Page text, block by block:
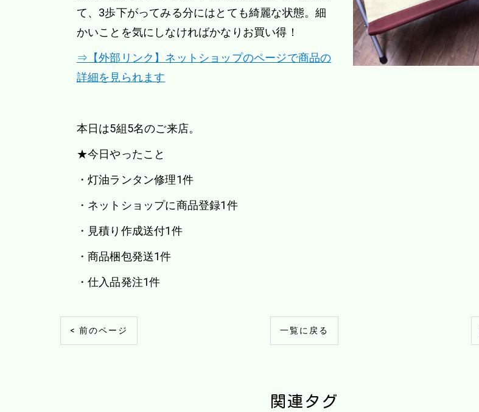
て、3歩下がってみる分にはとても綺麗な状態。細
かいことを気にしなければかなりお買い得！
⇒【外部リンク】ネットショップのページで商品の
詳細を見られます
本日は5組5名のご来店。
★今日やったこと
・灯油ランタン修理1件
・ネットショップに商品登録1件
・見積り作成送付1件
・商品梱包発送1件
・仕入品発注1件
< 前のページ 一覧に戻る
関連タグ